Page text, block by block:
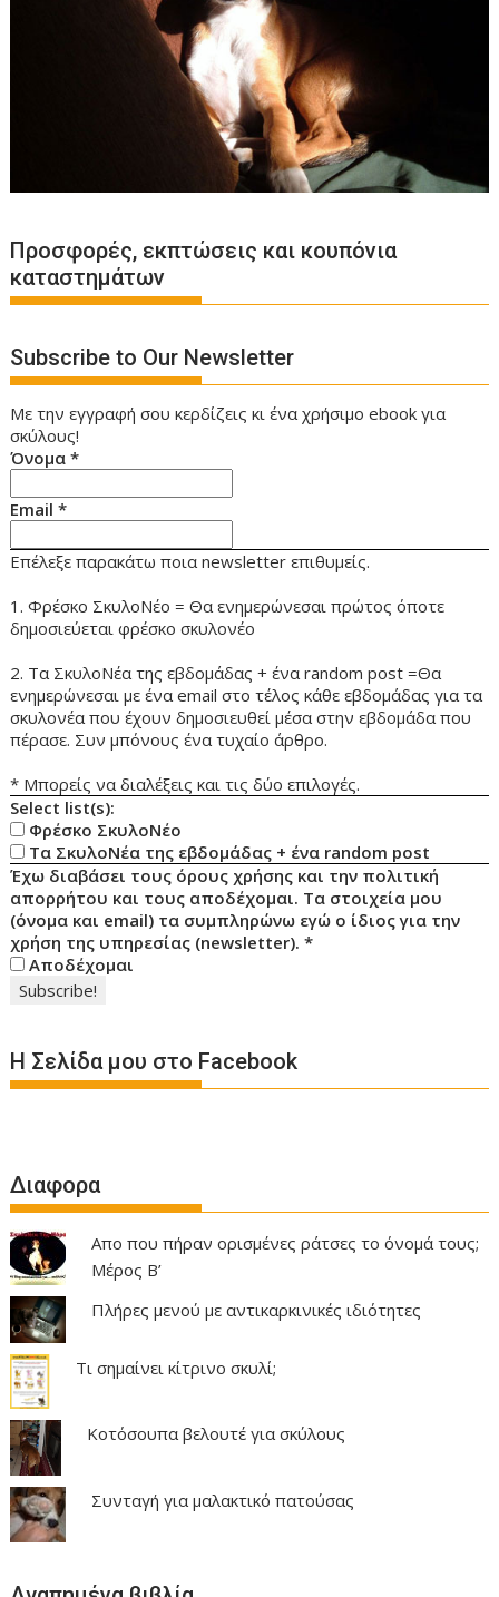
Προσφορές, εκπτώσεις και κουπόνια
καταστημάτων
Subscribe to Our Newsletter
Με την εγγραφή σου κερδίζεις κι ένα χρήσιμο ebook για
σκύλους!
Όνομα*
Email*
Επέλεξε παρακάτω ποια newsletter επιθυμείς.
1. Φρέσκο ΣκυλοΝέο = Θα ενημερώνεσαι πρώτος όποτε
δημοσιεύεται φρέσκο σκυλονέο
2. Τα ΣκυλοΝέα της εβδομάδας + ένα random post =Θα
ενημερώνεσαι με ένα email στο τέλος κάθε εβδομάδας για τα
σκυλονέα που έχουν δημοσιευθεί μέσα στην εβδομάδα που
πέρασε. Συν μπόνους ένα τυχαίο άρθρο.
* Μπορείς να διαλέξεις και τις δύο επιλογές.
Select list(s):
Φρέσκο ΣκυλοΝέο
Τα ΣκυλοΝέα της εβδομάδας + ένα random post
Έχω διαβάσει τους όρους χρήσης και την πολιτική
απορρήτου και τους αποδέχομαι. Τα στοιχεία μου
(όνομα και email) τα συμπληρώνω εγώ ο ίδιος για την
χρήση της υπηρεσίας (newsletter).*
Αποδέχομαι
Η Σελίδα μου στο Facebook
Διαφορα
Απο που πήραν ορισμένες ράτσες το όνομά τους;
Μέρος Β’
Πλήρες μενού με αντικαρκινικές ιδιότητες
Τι σημαίνει κίτρινο σκυλί;
Κοτόσουπα βελουτέ για σκύλους
Συνταγή για μαλακτικό πατούσας